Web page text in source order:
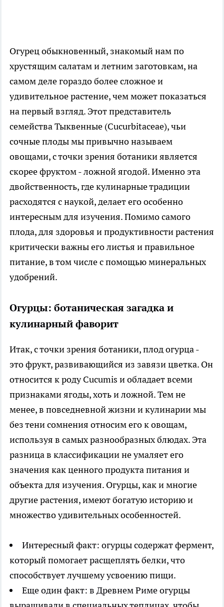
Огурец обыкновенный, знакомый нам по
хрустящим салатам и летним заготовкам, на
самом деле гораздо более сложное и
удивительное растение, чем может показаться
на первый взгляд. Этот представитель
семейства Тыквенные (Cucurbitaceae), чьи
сочные плоды мы привычно называем
овощами, с точки зрения ботаники является
скорее фруктом - ложной ягодой. Именно эта
двойственность, где кулинарные традиции
расходятся с наукой, делает его особенно
интересным для изучения. Помимо самого
плода, для здоровья и продуктивности растения
критически важны его листья и правильное
питание, в том числе с помощью минеральных
удобрений.
Огурцы: ботаническая загадка и
кулинарный фаворит
Итак, с точки зрения ботаники, плод огурца -
это фрукт, развивающийся из завязи цветка. Он
относится к роду Cucumis и обладает всеми
признаками ягоды, хоть и ложной. Тем не
менее, в повседневной жизни и кулинарии мы
без тени сомнения относим его к овощам,
используя в самых разнообразных блюдах. Эта
разница в классификации не умаляет его
значения как ценного продукта питания и
объекта для изучения. Огурцы, как и многие
другие растения, имеют богатую историю и
множество удивительных особенностей.
Интересный факт: огурцы содержат фермент,
который помогает расщеплять белки, что
способствует лучшему усвоению пищи.
Еще один факт: в Древнем Риме огурцы